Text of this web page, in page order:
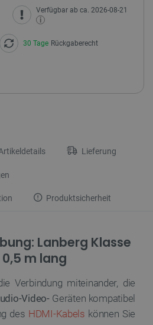
Verfügbar ab ca. 2026-08-21
i
30 Tage Rückgaberecht
Lieferung
Produktsicherheit
Lanberg Klasse
m lang
Verbindung miteinander, die
Video-Geräten kompatibel
des HDMI-Kabels können Sie